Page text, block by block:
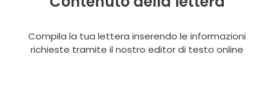
Compila la tua lettera inserendo le informazioni
richieste tramite il nostro editor di testo online